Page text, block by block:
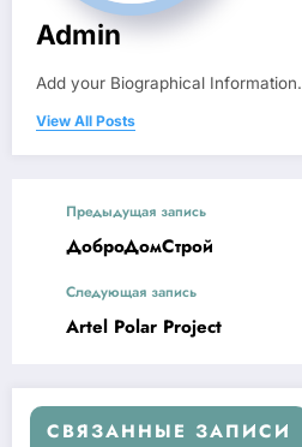
Admin
Add your Biographical Information.
View All Posts
Предыдущая запись
ДоброДомСтрой
Следующая запись
Artel Polar Project
СВЯЗАННЫЕ ЗАПИСИ